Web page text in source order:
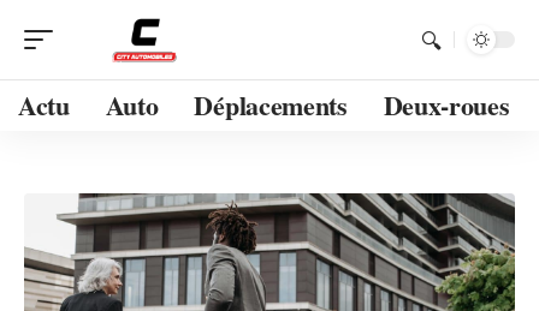
Actu Auto Déplacements Deux-roues